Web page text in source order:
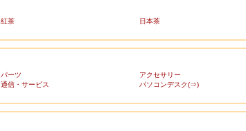
紅茶
日本茶
パーツ
アクセサリー
通信・サービス
パソコンデスク(⇒)